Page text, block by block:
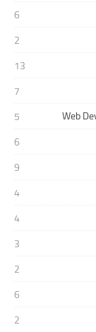
6
2
13
7
5
6
9
4
4
3
2
6
2